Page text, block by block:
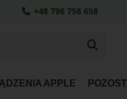
APPLE
+48 796 758 658